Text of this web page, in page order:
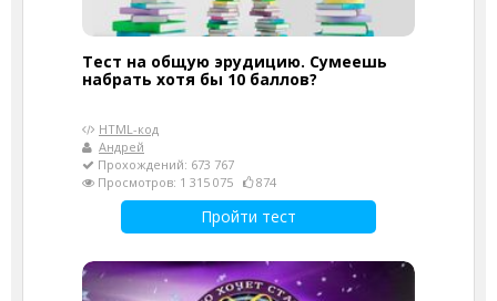
Тест на общую эрудицию. Сумеешь
набрать хотя бы 10 баллов?
HTML-код
Андрей
Прохождений: 673 767
Просмотров: 1 315 075
874
Пройти тест